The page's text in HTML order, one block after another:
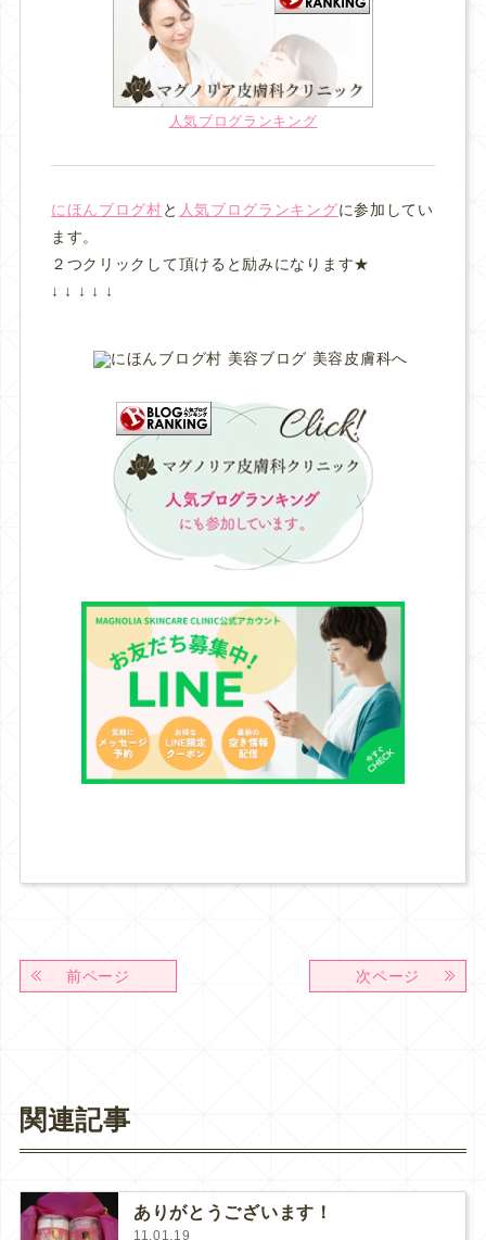
人気ブログランキング
にほんブログ村と 人気ブログランキングに参加してい
ます。
２つクリックして頂けると励みになります★
↓ ↓ ↓ ↓ ↓
前ページ 次ページ
関連記事
ありがとうございます！
11.01.19